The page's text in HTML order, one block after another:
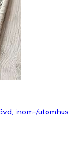
inom-/utomhus